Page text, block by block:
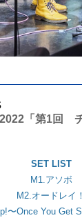
「第1回
SET LIST
M1.アソボ
M2.オードレイ！
〜Once You Get